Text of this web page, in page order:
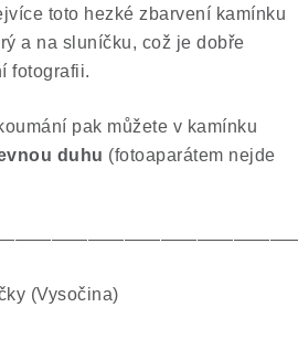
toto hezké zbarvení kamínku
a na sluníčku, což je dobře
fotografii.
pak můžete v kamínku
duhu (fotoaparátem nejde
(Vysočina)